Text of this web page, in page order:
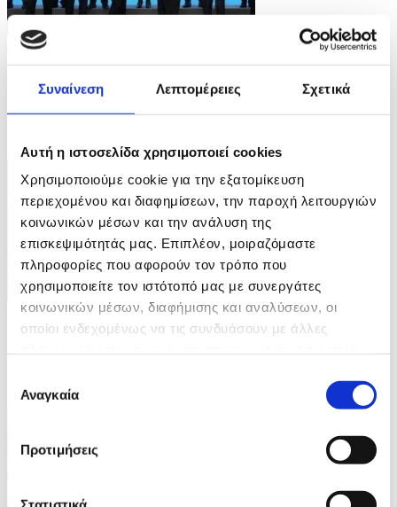
Συναίνεση Λεπτομέρειες Σχετικά
Αυτή η ιστοσελίδα χρησιμοποιεί cookies
Χρησιμοποιούμε cookie για την εξατομίκευση
περιεχομένου και διαφημίσεων, την παροχή λειτουργιών
κοινωνικών μέσων και την ανάλυση της
επισκεψιμότητάς μας. Επιπλέον, μοιραζόμαστε
πληροφορίες που αφορούν τον τρόπο που
χρησιμοποιείτε τον ιστότοπό μας με συνεργάτες
κοινωνικών μέσων, διαφήμισης και αναλύσεων, οι
οποίοι ενδεχομένως να τις συνδυάσουν με άλλες
των υπηρεσιών τους.
συγκατάθεσης
Αναγκαία
Προτιμήσεις
4 Φωτογραφίες
16/07/2026 17:45
Παγκόσμιο Συνέδριο για την Τεχνητή Νοημοσύνη
στην Κίνα
ID: 10617720
4 Φωτογραφίες
16/07/2026 17:41
ID: 10617696